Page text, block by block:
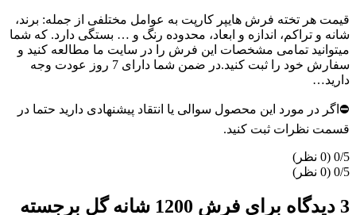
قیمت هر تخته فرش هایپر کارپت به عوامل مختلفی از جمله: برند،
شانه و تراکم، اندازه و ابعاد، محدوده رنگ و … بستگی دارد. که شما
میتوانید تمامی مشخصات این فرش را در سایت ما مطالعه کنید و
سفارش خود را ثبت کنید.در ضمن شما دارای 7 روز عودت وجه
دارید…
⛔اگر در مورد این محصول سوالی یا انتقاد پیشنهادی دارید حتما در
قسمت نظرات ثبت کنید.
‫0/5
‫0/5
3 دیدگاه برای
فرش 1200 شانه گل برجسته